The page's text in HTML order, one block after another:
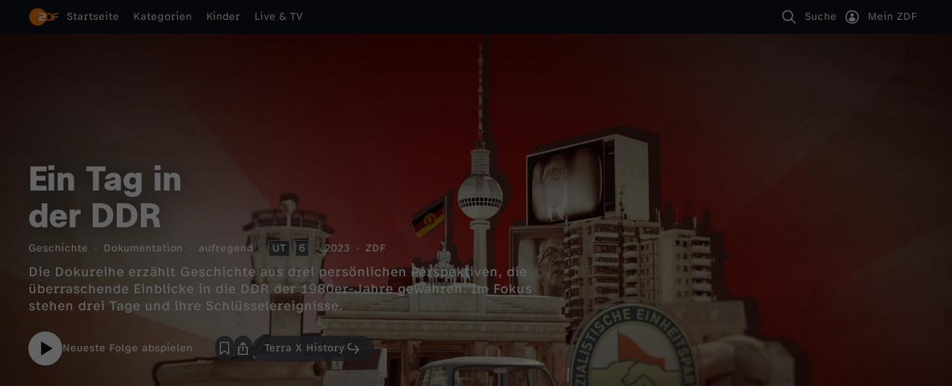
Startseite Kategorien Kinder Live & TV Suche Mein ZDF
Ein Tag in
der DDR
Geschichte Dokumentation aufregend UT 6 2023 ZDF
Die Dokureihe erzählt Geschichte aus drei persönlichen Perspektiven, die
überraschende Einblicke in die DDR der 1980er-Jahre gewähren. Im Fokus
stehen drei Tage und ihre Schlüsselereignisse.
Neueste Folge abspielen Terra X History